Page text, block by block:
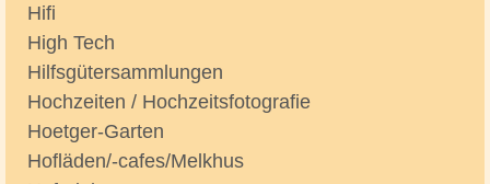
Hifi
High Tech
Hilfsgütersammlungen
Hochzeiten / Hochzeitsfotografie
Hoetger-Garten
Hofläden/-cafes/Melkhus